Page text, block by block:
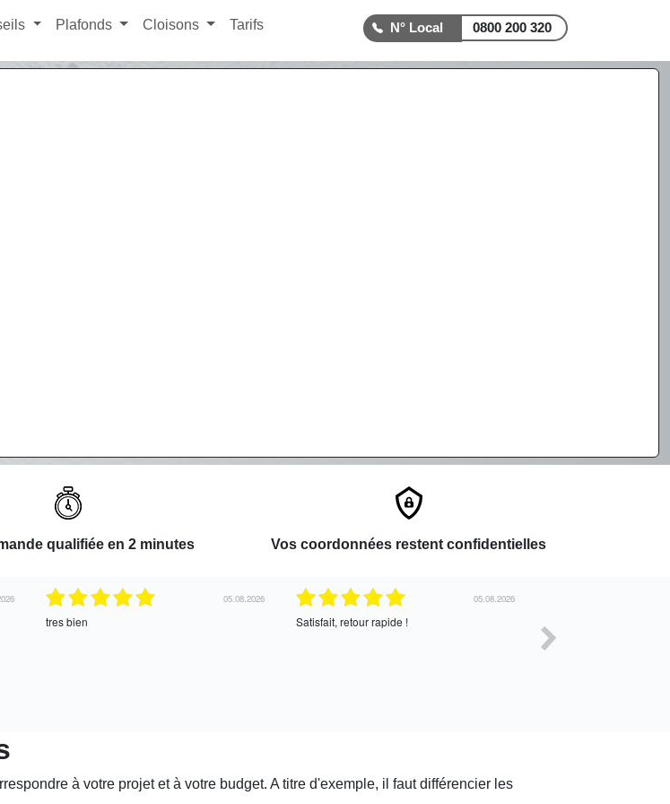
Plafonds Cloisons Tarifs 0800 200 320
qualifiée en 2 minutes Vos coordonnées restent confidentielles
05.08.2026
tres bien
05.08.2026
Satisfait, retour rapide !
à votre projet et à votre budget. A titre d'exemple, il faut différencier les